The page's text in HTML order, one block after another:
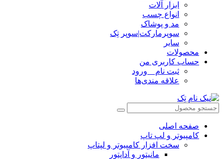
ابزار آلات
انواع چسب
مد و پوشاک
سوپرمارکت|سوپر تِک
سایر
محصولات
حساب کاربری من
ثبت نام _ ورود
علاقه مندی‌ها
صفحه اصلی
کامپیوتر و‌‌‌‌‌ لپ تاپ
سخت افزار کامپیوتر و لپتاپ
مانیتور و آداپتور